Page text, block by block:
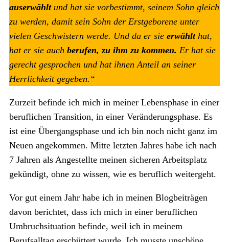
auserwähltund hat sie vorbestimmt, seinem Sohn gleich
zu werden, damit sein Sohn der Erstgeborene unter
vielen Geschwistern werde. Und da er sie erwählt hat,
hat er sie auch berufen, zu ihm zu kommen. Er hat sie
gerecht gesprochen und hat ihnen Anteil an seiner
Herrlichkeit gegeben.“
Zurzeit befinde ich mich in meiner Lebensphase in einer
beruflichen Transition, in einer Veränderungsphase. Es
ist eine Übergangsphase und ich bin noch nicht ganz im
Neuen angekommen. Mitte letzten Jahres habe ich nach
7 Jahren als Angestellte meinen sicheren Arbeitsplatz
gekündigt, ohne zu wissen, wie es beruflich weitergeht.
Vor gut einem Jahr habe ich in meinen Blogbeiträgen
davon berichtet, dass ich mich in einer beruflichen
Umbruchsituation befinde, weil ich in meinem